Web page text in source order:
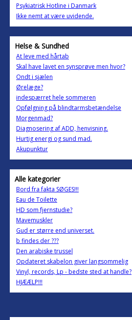
Psykiatrisk Hotline i Danmark
Ikke nemt at være uvidende.
Helse & Sundhed
At leve med hårtab
Skal have lavet en synsprøve men hvor?
Ondt i sjælen
Ørelæge?
indespærret hele sommeren
Opfølgning på blindtarmsbetændelse
Morgenmad?
Diagnosering af ADD, henvisning.
Hurtig energi og sund mad.
Akupunktur
Alle kategorier
Bord fra fakta SØGES!!!
Eau de Toilette
HD som fjernstudie?
Mavemuskler
Gud er større end universet.
b findes der ???
Den arabiske trussel
Opdateret skabelon giver langsommelig
Vinyl, records, Lp - bedste sted at handle?
HJÆÆLP!!!